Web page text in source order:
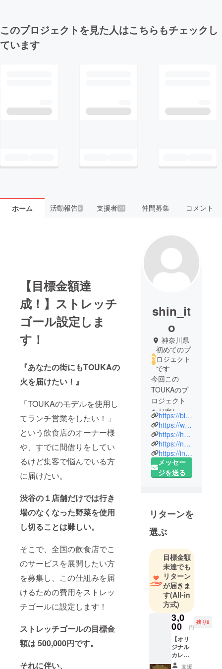
このプロジェクトを見た人はこちらもチェックし
ています
ホーム 活動報告8 支援者72 仲間募集 コメント
【目標金額達
成！】ストレッチ
ゴール設定しま
す！
『あなたの街にもTOUKAの
火を届けたい！』
「TOUKAのモデルを使用し
てランチ営業をしたい！」
という飲食店のオーナー様
や、すでに間借りをしてい
るけど集客で悩んでいる方
に届けたい。
渋谷の１店舗だけでは行き
場のなくなった野菜を使用
し切ることは難しい。
そこで、全国の飲食店でこ
のサービスを展開したい方
を募集し、この仕組みを届
けるための費用をストレッ
チゴールに設定します！
ストレッチゴールの目標金
額は 500,000円です。
それに伴い、
shin_it
o
神奈川県
初めてのプ
ロジェクト
です
今回この
TOUKAのプ
ロジェクト
を起案した
伊藤慎一郎
です。
東京の葛飾
区出身で飲
食店に10年
たことを
きっかけに
神奈川県の
住。
代表の藤原
とは前職で
一緒で、今
回のコロナ
の問題を僕
たちなりに
何かできな
いかと考
え、形にし
https://blue-conect.com/
https://www.facebook.com/%E3%82%AF%E3%83%A9%E3%82%A6%E3%83%89%E3%83%95%E3%82%A1%E3%83%B3%E3%83%87%E3%82%A3%E3%83%B3%E3%82%B0%E3%81%AE%E9%80%B2%E6%8D%97%E5%A0%B1%E5%91%8A-100342892304220
https://humanstory.jp/fujiwara_yuta/
https://note.com/blueconnect/n/nbd9555d9d5f8
https://instagram.com/blue2018connect?utm_medium=copy_link
メッセー
ジを送る
リターンを
選ぶ
目標金額
未達でも
リターン
が届きま
す(All-in
方式)
3,0
00 円
残り8
【オリ
ジナル
カレー3
食セッ
支援